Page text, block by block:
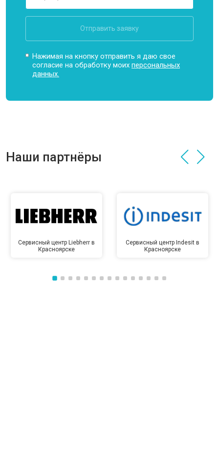
Отправить заявку
Нажимая на кнопку отправить я даю свое
согласие на обработку моихперсональных
данных.
Наши партнёры
Сервисный центр Liebherr в
Красноярске
Сервисный центр Indesit в
Красноярске